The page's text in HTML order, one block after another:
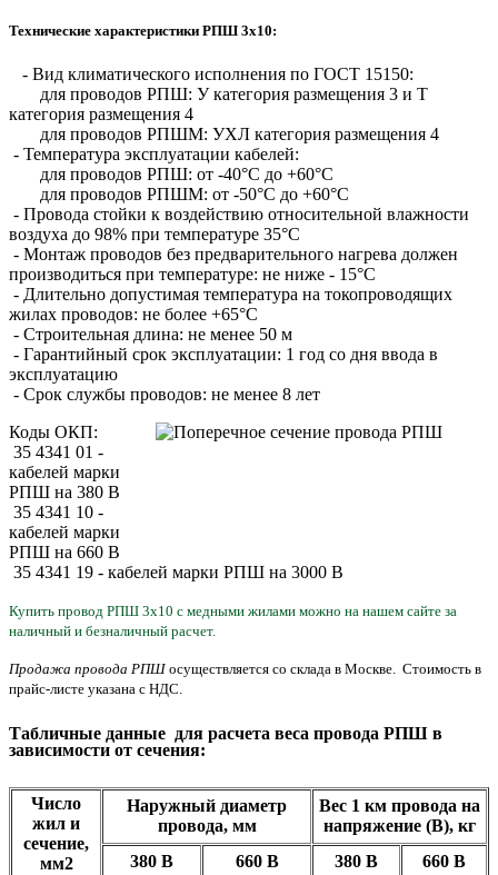
Технические характеристики РПШ 3х10:
- Вид климатического исполнения по ГОСТ 15150:
для проводов РПШ: У категория размещения 3 и Т
категория размещения 4
для проводов РПШМ: УХЛ категория размещения 4
- Температура эксплуатации кабелей:
для проводов РПШ: от -40°С до +60°С
для проводов РПШМ: от -50°С до +60°С
- Провода стойки к воздействию относительной влажности
воздуха до 98% при температуре 35°С
- Монтаж проводов без предварительного нагрева должен
производиться при температуре: не ниже - 15°С
- Длительно допустимая температура на токопроводящих
жилах проводов: не более +65°С
- Строительная длина: не менее 50 м
- Гарантийный срок эксплуатации: 1 год со дня ввода в
эксплуатацию
- Срок службы проводов: не менее 8 лет
Коды ОКП:
35 4341 01 -
кабелей марки
РПШ на 380 В
35 4341 10 -
кабелей марки
РПШ на 660 В
35 4341 19 - кабелей марки РПШ на 3000 В
Купить провод РПШ 3х10 с медными жилами можно на нашем сайте за
наличный и безналичный расчет.
Продажа провода РПШ осуществляется со склада в Москве. Стоимость в
прайс-листе указана с НДС.
Табличные данные для расчета веса провода РПШ в
зависимости от сечения:
Число
жил и
сечение,
мм2
Наружный диаметр
провода, мм
Вес 1 км провода на
напряжение (В), кг
380 В
660 В 380 В 660 В